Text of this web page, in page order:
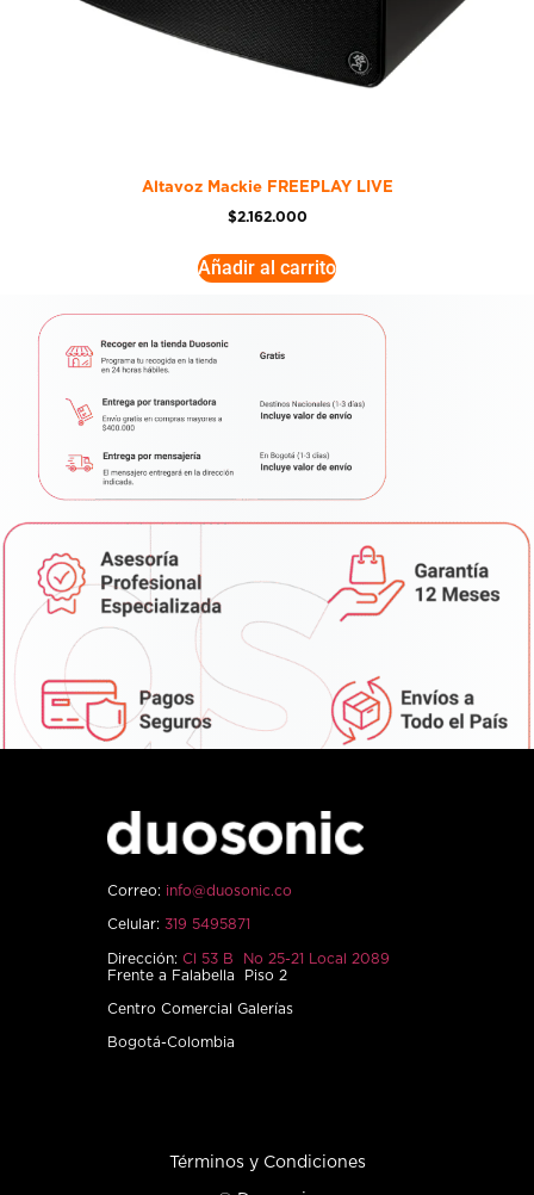
Altavoz Mackie FREEPLAY LIVE
$2.162.000
Añadir al carrito
Correo: info@duosonic.co
Celular: 319 5495871
Dirección: Cl 53 B No 25-21 Local 2089
Frente a Falabella Piso 2
Centro Comercial Galerías
Bogotá-Colombia
Términos y Condiciones